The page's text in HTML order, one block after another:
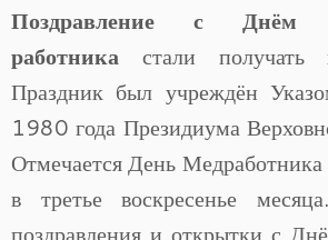
Поздравление с Днём
работника стали
Праздник был учреждён
1980 года Президиума
Отмечается День
в третье воскресенье